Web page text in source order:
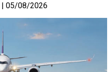
| 05/08/2026